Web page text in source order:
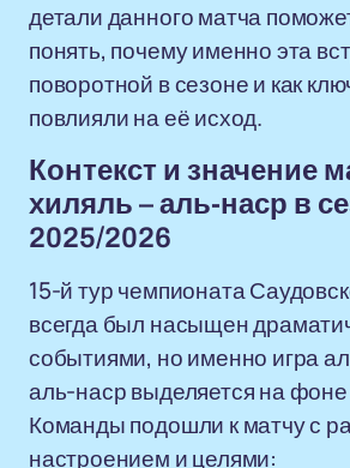
детали данного матча
понять, почему именно эта
поворотной в сезоне и как
повлияли на её исход.
Контекст и значение
хиляль – аль-наср в
2025/2026
15-й тур чемпионата
всегда был насыщен
событиями, но именно игра
аль-наср выделяется на
Команды подошли к матчу с
настроением и целями: